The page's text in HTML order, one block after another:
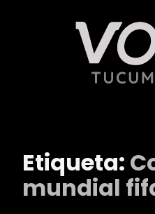
Etiqueta:
mundial